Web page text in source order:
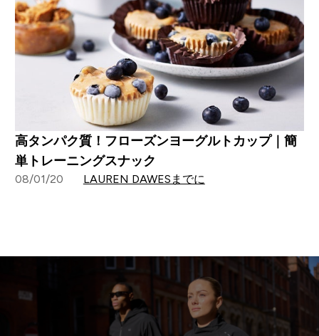
高タンパク質！フローズンヨーグルトカップ｜簡
単トレーニングスナック
08/01/20 LAUREN DAWESまでに